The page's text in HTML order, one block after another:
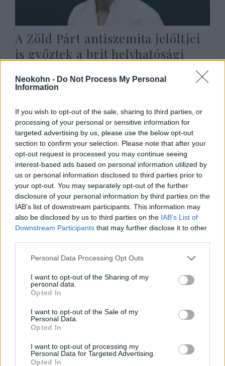
Neokohn - Do Not Process My Personal
Information
If you wish to opt-out of the sale, sharing to third parties, or
processing of your personal or sensitive information for
targeted advertising by us, please use the below opt-out
section to confirm your selection. Please note that after your
opt-out request is processed you may continue seeing
interest-based ads based on personal information utilized by
us or personal information disclosed to third parties prior to
your opt-out. You may separately opt-out of the further
disclosure of your personal information by third parties on the
IAB’s list of downstream participants. This information may
also be disclosed by us to third parties on the IAB’s List of
Downstream Participants that may further disclose it to other
Please note that this website/app uses one or more Google
not limited to your visit or usage behaviour. You may click to
grant or deny consent to Google and its third-party tags to
use your data for below specified purposes in below Google
consent section.
Personal Data Processing Opt Outs
I want to opt-out of the Sharing of my
personal data.
Opted In
I want to opt-out of the Sale of my
Personal Data.
Opted In
I want to opt-out of processing my
Personal Data for Targeted Advertising.
Opted In
A Zöld Párt antiszemita jelöltjei
is győztek a brit helyhatósági
2026. május 11.
Hatalmas hazugságon kapták a
brit Zöld Párt Izrael-gyűlölő
2026. május 6.